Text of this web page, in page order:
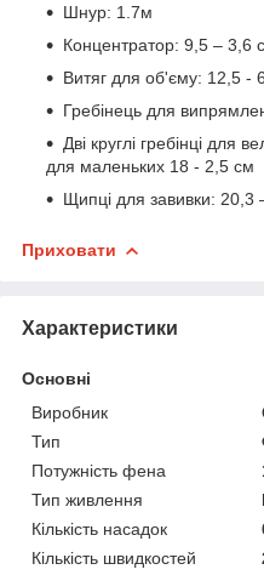
Шнур: 1.7м
Концентратор: 9,5 – 3,6
Витяг для об'єму: 12,5 -
Гребінець для
Дві круглі гребінці для
для маленьких 18 - 2,5 см
Щипці для завивки: 20,3
Приховати
Характеристики
Основні
Виробник
Тип
Потужність фена
Тип живлення
Кількість насадок
Кількість швидкостей